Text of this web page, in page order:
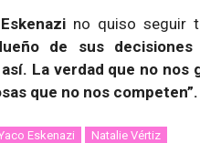
no quiso seguir
de sus
La verdad que no nos
que no nos competen”.
Eskenazi Natalie Vértiz